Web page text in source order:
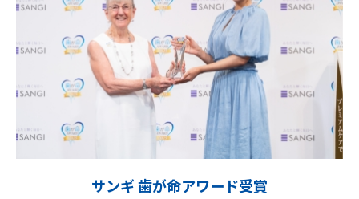
サンギ 歯が命アワード受賞